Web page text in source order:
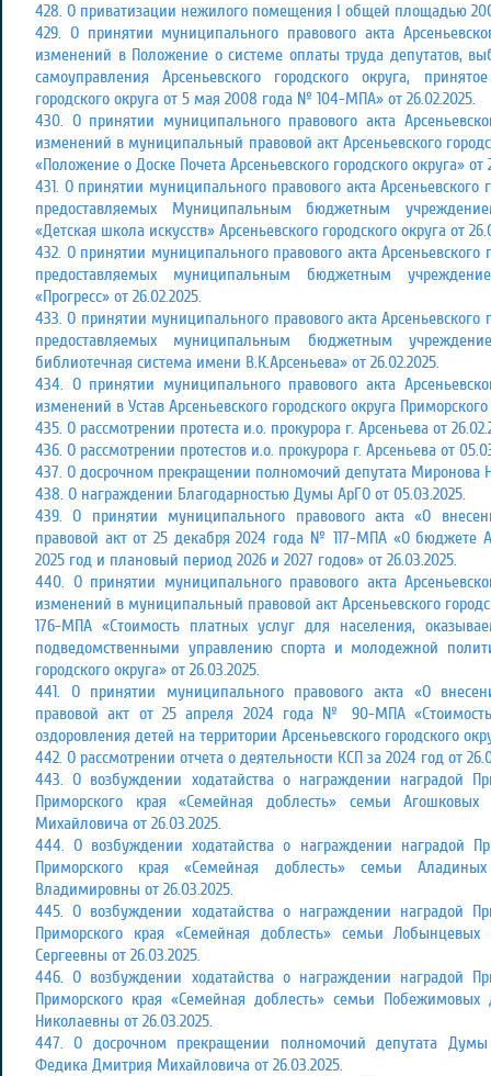
428. О приватизации нежилого помещения I общей площадью
429. О принятии муниципального правового акта
изменений в Положение о системе оплаты труда депутатов,
самоуправления Арсеньевского городского округа,
городского округа от 5 мая 2008 года № 104-МПА» от 26.02.2025.
430. О принятии муниципального правового акта
изменений в муниципальный правовой акт Арсеньевского
«Положение о Доске Почета Арсеньевского городского округа» от
431. О принятии муниципального правового акта Арсеньевского
предоставляемых Муниципальным бюджетным
«Детская школа искусств» Арсеньевского городского округа от
432. О принятии муниципального правового акта Арсеньевского
предоставляемых муниципальным бюджетным
«Прогресс» от 26.02.2025.
433. О принятии муниципального правового акта Арсеньевского
предоставляемых муниципальным бюджетным
библиотечная система имени В.К.Арсеньева» от 26.02.2025.
434. О принятии муниципального правового акта
изменений в Устав Арсеньевского городского округа Приморского
435. О рассмотрении протеста и.о. прокурора г. Арсеньева от
436. О рассмотрении протестов и.о. прокурора г. Арсеньева от
437. О досрочном прекращении полномочий депутата Миронова
438. О награждении Благодарностью Думы АрГО от 05.03.2025.
439. О принятии муниципального правового акта «О
правовой акт от 25 декабря 2024 года № 117-МПА «О бюджете
2025 год и плановый период 2026 и 2027 годов» от 26.03.2025.
440. О принятии муниципального правового акта
изменений в муниципальный правовой акт Арсеньевского
176-МПА «Стоимость платных услуг для населения,
подведомственными управлению спорта и молодежной
городского округа» от 26.03.2025.
441. О принятии муниципального правового акта «О
правовой акт от 25 апреля 2024 года № 90-МПА
оздоровления детей на территории Арсеньевского городского
442. О рассмотрении отчета о деятельности КСП за 2024 год от
443. О возбуждении ходатайства о награждении наградой
Приморского края «Семейная доблесть» семьи
Михайловича от 26.03.2025.
444. О возбуждении ходатайства о награждении наградой
Приморского края «Семейная доблесть» семьи
Владимировны от 26.03.2025.
445. О возбуждении ходатайства о награждении наградой
Приморского края «Семейная доблесть» семьи
Сергеевны от 26.03.2025.
446. О возбуждении ходатайства о награждении наградой
Приморского края «Семейная доблесть» семьи
Николаевны от 26.03.2025.
447. О досрочном прекращении полномочий депутата Думы
Федика Дмитрия Михайловича от 26.03.2025.